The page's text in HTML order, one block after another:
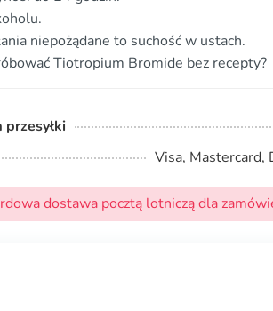
niepożądane to suchość w ustach.
Tiotropium Bromide bez recepty?
Visa, Mastercard,
dostawa pocztą lotniczą dla